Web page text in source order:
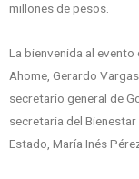
millones de pesos.
La bienvenida al
Ahome, Gerardo
secretario general de
secretaria del
Estado, María Inés